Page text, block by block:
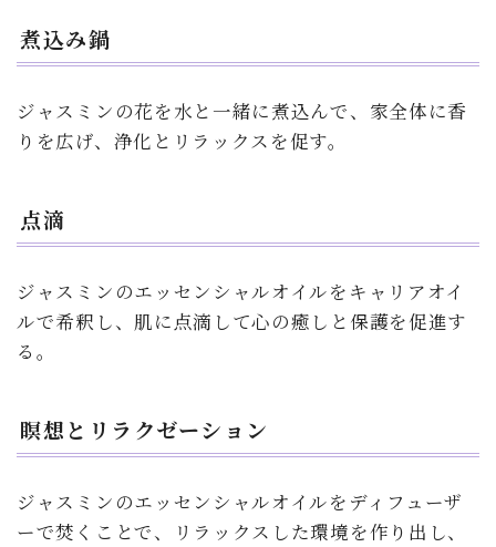
煮込み鍋
ジャスミンの花を水と一緒に煮込んで、家全体に香
りを広げ、浄化とリラックスを促す。
点滴
ジャスミンのエッセンシャルオイルをキャリアオイ
ルで希釈し、肌に点滴して心の癒しと保護を促進す
る。
瞑想とリラクゼーション
ジャスミンのエッセンシャルオイルをディフューザ
ーで焚くことで、リラックスした環境を作り出し、